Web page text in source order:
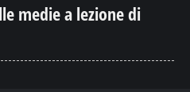
medie a lezione di